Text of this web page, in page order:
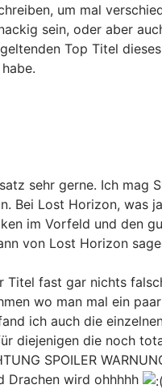
um mal
sein, oder aber
Top Titel
sehr gerne. Ich
Bei Lost Horizon,
im Vorfeld und den
von Lost Horizon
fast gar nichts
wo man mal ein
ich auch die
diejenigen die noch
SPOILER
Drachen wird ohhhhh